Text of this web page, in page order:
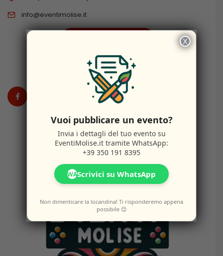
info@eventimolise.it
DISCLAIMER
×
Vuoi pubblicare un evento?
Invia i dettagli del tuo evento su
EventiMolise.it tramite WhatsApp:
+39 350 191 8395
WAScrivici su WhatsApp
Non dimenticare la locandina! Ti risponderemo appena
possibile 😊
X